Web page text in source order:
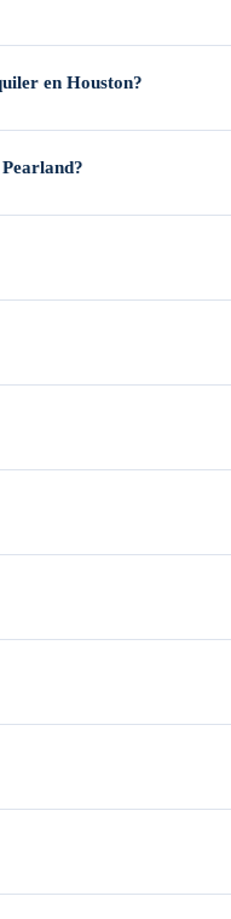
los filtros, las baterías del
veces al año.
en Houston?
precios transparentes